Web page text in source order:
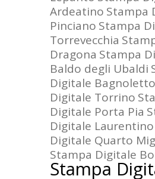
Ardeatino Stampa
Pinciano Stampa
Torrevecchia
Dragona Stampa
Baldo degli Ubaldi
Digitale Bagnoletto
Digitale Torrino
Digitale Porta Pia
Digitale Laurentino
Digitale Quarto
Stampa Digitale
Stampa